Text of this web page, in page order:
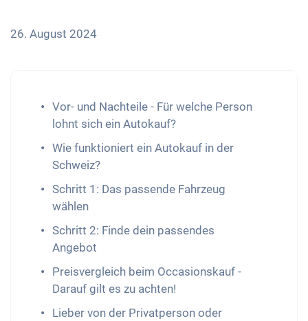
26. August 2024
Vor- und Nachteile - Für welche Person
lohnt sich ein Autokauf?
Wie funktioniert ein Autokauf in der
Schweiz?
Schritt 1: Das passende Fahrzeug
wählen
Schritt 2: Finde dein passendes
Angebot
Preisvergleich beim Occasionskauf -
Darauf gilt es zu achten!
Lieber von der Privatperson oder